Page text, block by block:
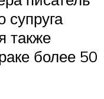
супруга
также
более 50